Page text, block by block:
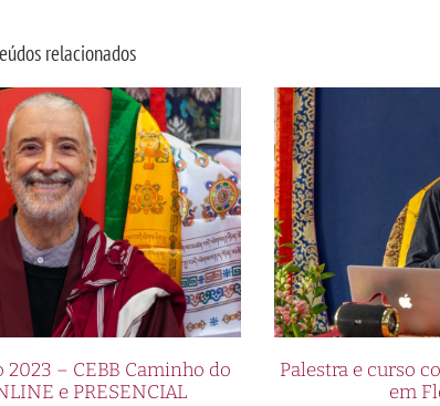
relacionados
2023 – CEBB Caminho do
e PRESENCIAL
Palestra e curso
em